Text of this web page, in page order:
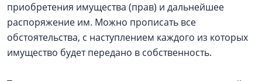
приобретения имущества (прав) и дальнейшее
распоряжение им. Можно прописать все
обстоятельства, с наступлением каждого из которых
имущество будет передано в собственность.